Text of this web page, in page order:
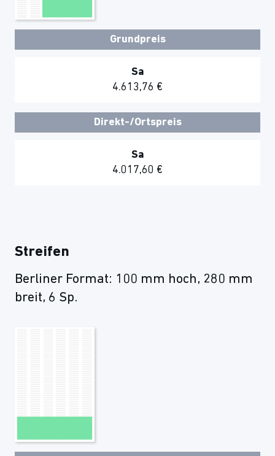
Grundpreis
Sa
4.613,76 €
Direkt-/Ortspreis
Sa
4.017,60 €
Streifen
Berliner Format: 100 mm hoch, 280 mm
breit, 6 Sp.